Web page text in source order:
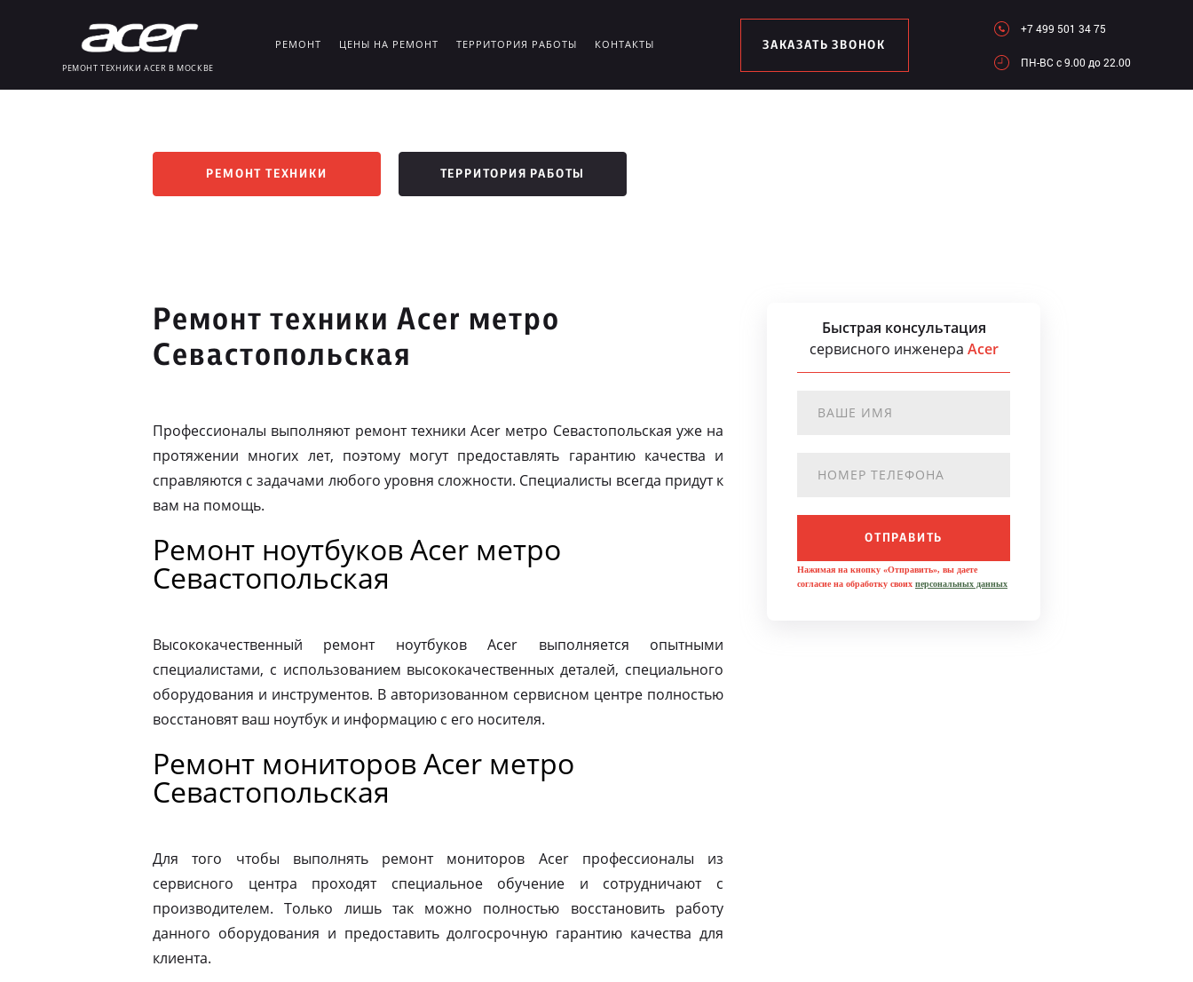
РЕМОНТ ТЕХНИКИ ACER В МОСКВЕ
РЕМОНТ ЦЕНЫ НА РЕМОНТ ТЕРРИТОРИЯ РАБОТЫ КОНТАКТЫ ЗАКАЗАТЬ ЗВОНОК
+7 499 501 34 75
ПН-ВC c 9.00 до 22.00
РЕМОНТ ТЕХНИКИ ТЕРРИТОРИЯ РАБОТЫ
Ремонт техники Acer метро
Севастопольская
Профессионалы выполняют ремонт техники Acer метро Севастопольская уже на
протяжении многих лет, поэтому могут предоставлять гарантию качества и
справляются с задачами любого уровня сложности. Специалисты всегда придут к
вам на помощь.
Ремонт ноутбуков Acer метро
Севастопольская
Высококачественный ремонт ноутбуков Acer выполняется опытными
специалистами, с использованием высококачественных деталей, специального
оборудования и инструментов. В авторизованном сервисном центре полностью
восстановят ваш ноутбук и информацию с его носителя.
Ремонт мониторов Acer метро
Севастопольская
Для того чтобы выполнять ремонт мониторов Acer профессионалы из
сервисного центра проходят специальное обучение и сотрудничают с
производителем. Только лишь так можно полностью восстановить работу
данного оборудования и предоставить долгосрочную гарантию качества для
клиента.
Быстрая консультация
сервисного инженера Acer
ОТПРАВИТЬ
Нажимая на кнопку «Отправить», вы даете
согласие на обработку своих персональных данных